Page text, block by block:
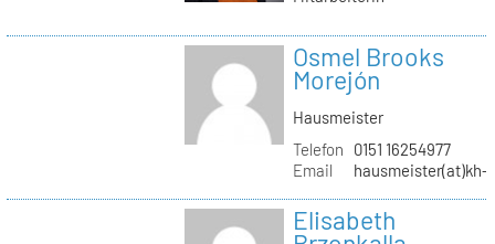
Osmel Brooks
Morejón
Hausmeister
Telefon
0151 16254977
Email
hausmeister(at)kh-
Elisabeth